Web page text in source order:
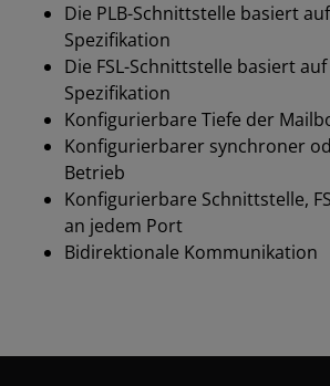
Die PLB-Schnittstelle basiert
Spezifikation
Die FSL-Schnittstelle basiert auf
Spezifikation
Konfigurierbare Tiefe der
Konfigurierbarer synchroner
Betrieb
Konfigurierbare Schnittstelle,
an jedem Port
Bidirektionale Kommunikation